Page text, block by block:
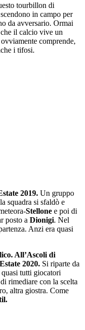
tourbillon di
in campo per
da avversario. Ormai
il calcio vive un
comprende,
i tifosi.
2019. Un gruppo
squadra si sfaldò e
Stellone e poi di
posto a Dionigi. Nel
Anzi era quasi
All’Ascoli di
Estate 2020. Si riparte da
quasi tutti giocatori
rimediare con la scelta
altra giostra. Come